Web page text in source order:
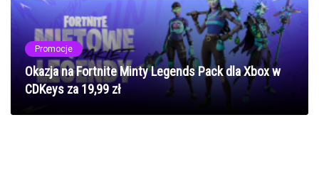
Promocje
Okazja na Fortnite Minty Legends Pack dla Xbox w
CDKeys za 19,99 zł